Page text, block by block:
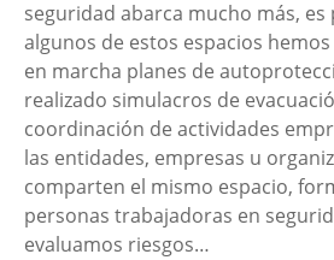
seguridad abarca mucho más, es
algunos de estos espacios
en marcha planes de
realizado simulacros de
coordinación de actividades
las entidades, empresas u
comparten el mismo espacio,
personas trabajadoras en
evaluamos riesgos…